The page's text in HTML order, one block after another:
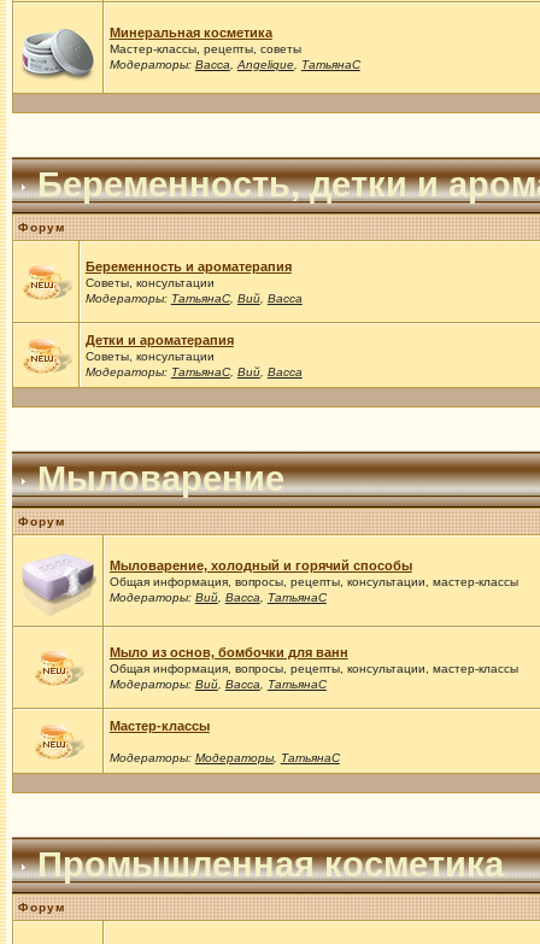
Минеральная косметика
Мастер-классы, рецепты, советы
Модераторы: Васса Angelique, ТатьянаС
Беременность, детки и
Форум
Беременность и ароматерапия
Советы, консультации
Модераторы: ТатьянаС, Вий, Васса
Детки и ароматерапия
Советы, консультации
Модераторы: ТатьянаС, Вий, Васса
Мыловарение
Форум
Мыловарение, холодный и горячий способы
Общая информация, вопросы, рецепты, консультации, мастер-классы
Модераторы: Вий, Васса ТатьянаС
Мыло из основ, бомбочки для ванн
Общая информация, вопросы, рецепты, консультации, мастер-классы
Модераторы: Вий, Васса ТатьянаС
Мастер-классы
Модераторы: Модераторы, ТатьянаС
Промышленная косметика
Форум